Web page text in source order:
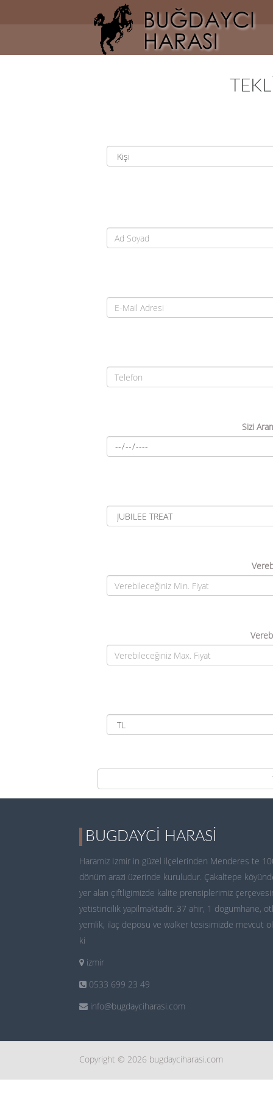
Sizi
BUGDAYCI HARASI
Haramiz Izmir in güzel ilçelerinden Menderes te
dönüm arazi üzerinde kuruludur. Çakaltepe
yer alan çiftligimizde kalite prensiplerimiz
yetistiricilik yapilmaktadir. 37 ahir, 1 dogumhane,
yemlik, ilaç deposu ve walker tesisimizde mevcut
ki
izmir
0533 699 23 49
info@bugdayciharasi.com
Copyright © 2026 bugdayciharasi.com